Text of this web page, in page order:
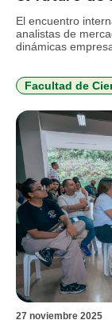
El encuentro
analistas de
dinámicas
derivados por la
Desarrollo de la
Facultad de
27 noviembre 2025